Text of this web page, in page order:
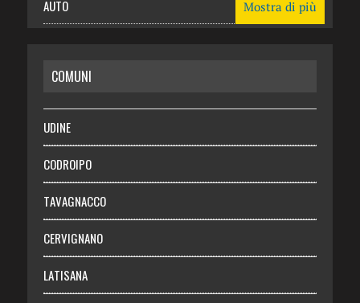
AUTO
RISPARMIO
SALUTE
Necrologie
Chi siamo
Abbonati
Login
Mostra di più
COMUNI
UDINE
CODROIPO
TAVAGNACCO
CERVIGNANO
LATISANA